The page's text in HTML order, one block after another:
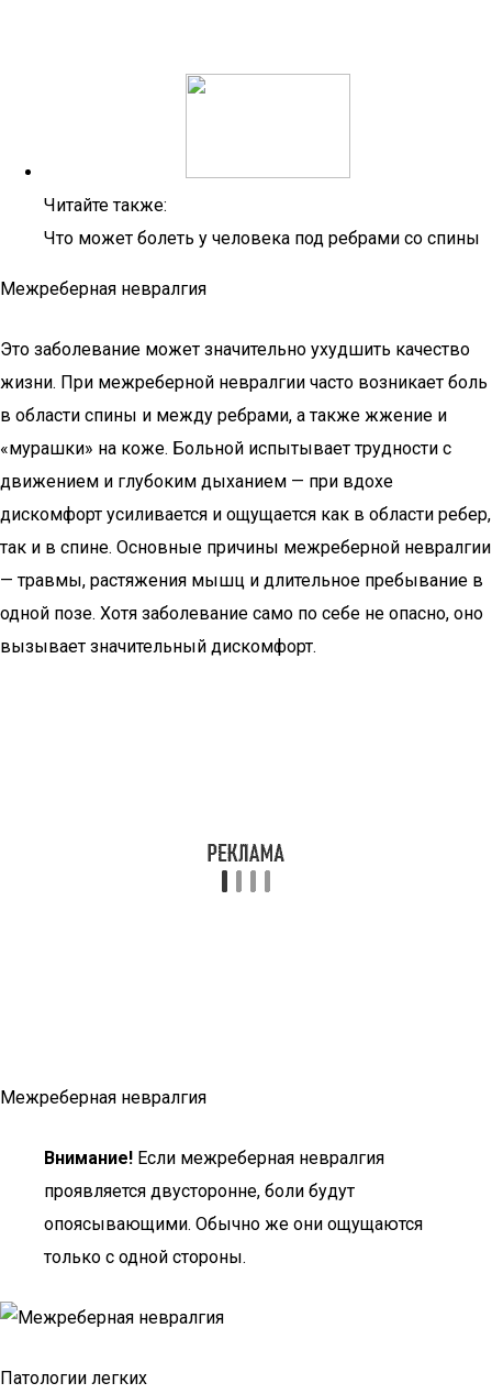
Читайте также:
Что может болеть у человека под ребрами со спины
Межреберная невралгия
Это заболевание может значительно ухудшить качество
жизни. При межреберной невралгии часто возникает боль
в области спины и между ребрами, а также жжение и
«мурашки» на коже. Больной испытывает трудности с
движением и глубоким дыханием — при вдохе
дискомфорт усиливается и ощущается как в области ребер,
так и в спине. Основные причины межреберной невралгии
— травмы, растяжения мышц и длительное пребывание в
одной позе. Хотя заболевание само по себе не опасно, оно
вызывает значительный дискомфорт.
Межреберная невралгия
Внимание! Если межреберная невралгия
проявляется двусторонне, боли будут
опоясывающими. Обычно же они ощущаются
только с одной стороны.
Патологии легких